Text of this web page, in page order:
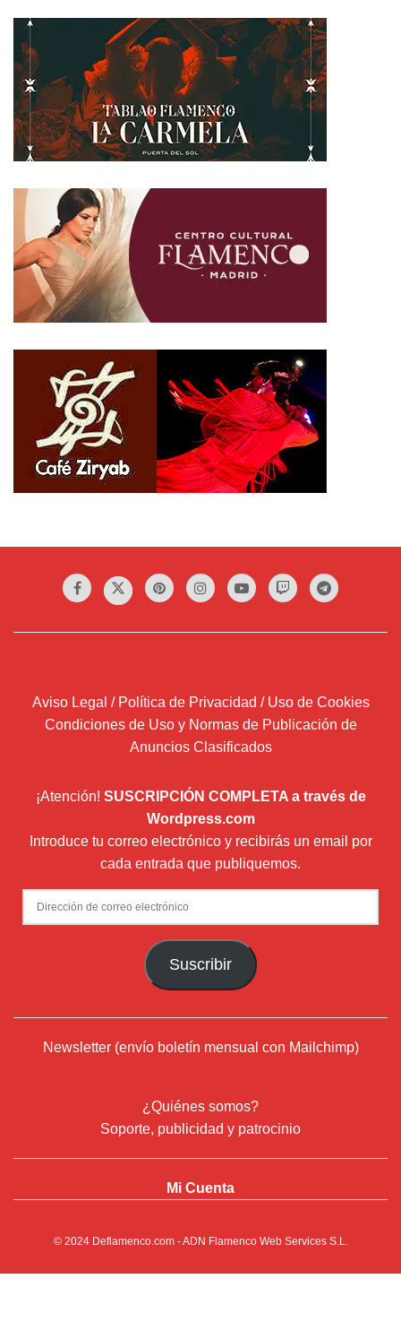
Aviso Legal / Política de Privacidad / Uso de Cookies
Condiciones de Uso y Normas de Publicación de
Anuncios Clasificados
¡Atención! SUSCRIPCIÓN COMPLETA a través de
Wordpress.com
Introduce tu correo electrónico y recibirás un email por
cada entrada que publiquemos.
Dirección
de
Suscribir
Newsletter (envío boletín mensual con Mailchimp)
¿Quiénes somos?
Soporte, publicidad y patrocinio
Mi Cuenta
© 2024 Deflamenco.com- ADN Flamenco Web Services S.L.